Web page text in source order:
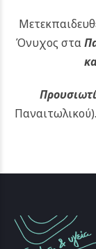
Όνυχος στα
Παναιτωλικού).